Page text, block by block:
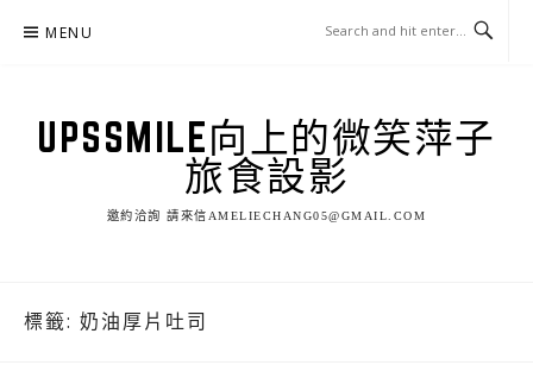
MENU
UPSSMILE向上的微笑萍子
旅食設影
邀約洽詢 請來信AMELIECHANG05@GMAIL.COM
標籤: 奶油厚片吐司